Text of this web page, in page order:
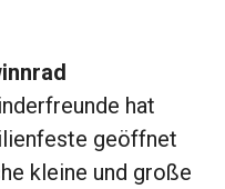
hat
geöffnet
kleine und große